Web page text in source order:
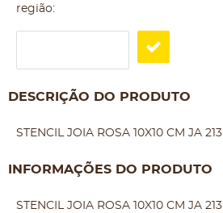
região:
DESCRIÇÃO DO PRODUTO
STENCIL JOIA ROSA 10X10 CM JA 213
INFORMAÇÕES DO PRODUTO
STENCIL JOIA ROSA 10X10 CM JA 213